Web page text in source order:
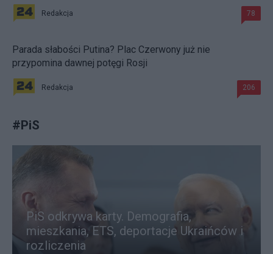
Redakcja 78
Parada słabości Putina? Plac Czerwony już nie
przypomina dawnej potęgi Rosji
Redakcja 206
#PiS
PiS odkrywa karty. Demografia,
mieszkania, ETS, deportacje Ukraińców i
rozliczenia